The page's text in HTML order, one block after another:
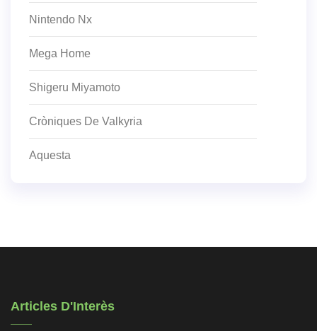
Nintendo Nx
Mega Home
Shigeru Miyamoto
Cròniques De Valkyria
Aquesta
Articles D'Interès